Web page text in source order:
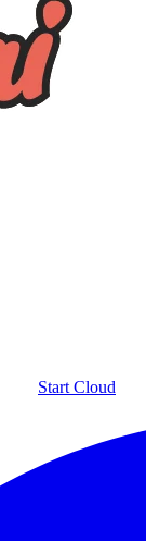
Start Cloud